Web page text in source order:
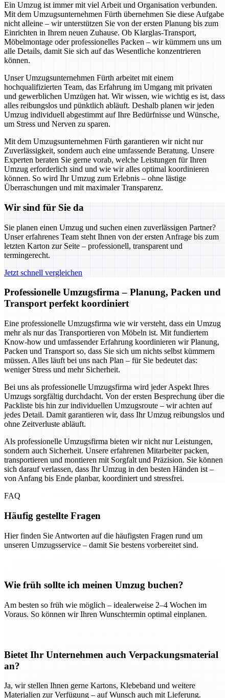
Ein Umzug ist immer mit viel Arbeit und Organisation verbunden.
Mit dem Umzugsunternehmen Fürth übernehmen Sie diese Aufgabe
nicht alleine – wir unterstützen Sie von der ersten Planung bis zum
Einrichten in Ihrem neuen Zuhause. Ob Klarglas-Transport,
Möbelmontage oder professionelles Packen – wir kümmern uns um
alle Details, damit Sie sich auf das Wesentliche konzentrieren
können.
Unser Umzugsunternehmen Fürth arbeitet mit einem
hochqualifizierten Team, das Erfahrung im Umgang mit privaten
und gewerblichen Umzügen hat. Wir wissen, wie wichtig es ist, dass
alles reibungslos und pünktlich abläuft. Deshalb planen wir jeden
Umzug individuell abgestimmt auf Ihre Bedürfnisse und Wünsche,
um Stress und Nerven zu sparen.
Mit dem Umzugsunternehmen Fürth garantieren wir nicht nur
Zuverlässigkeit, sondern auch eine umfassende Beratung. Unsere
Experten beraten Sie gerne vorab, welche Leistungen für Ihren
Umzug erforderlich sind und wie wir alles optimal koordinieren
können. So wird Ihr Umzug zum Erlebnis – ohne lästige
Überraschungen und mit maximaler Transparenz.
Wir sind für Sie da
Sie planen einen Umzug und suchen einen zuverlässigen Partner?
Unser erfahrenes Team steht Ihnen von der ersten Anfrage bis zum
letzten Karton zur Seite – professionell, transparent und
termingerecht.
Jetzt schnell vergleichen
Professionelle Umzugsfirma – Planung, Packen und
Transport perfekt koordiniert
Eine professionelle Umzugsfirma wie wir versteht, dass ein Umzug
mehr als nur das Transportieren von Möbeln ist. Mit fundiertem
Know-how und umfassender Erfahrung koordinieren wir Planung,
Packen und Transport so, dass Sie sich um nichts selbst kümmern
müssen. Alles läuft bei uns nach Plan – für Sie bedeutet das:
weniger Stress und mehr Sicherheit.
Bei uns als professionelle Umzugsfirma wird jeder Aspekt Ihres
Umzugs sorgfältig durchdacht. Von der ersten Besprechung über die
Packliste bis hin zur individuellen Umzugsroute – wir achten auf
jedes Detail. Damit garantieren wir, dass Ihr Umzug reibungslos und
ohne Zeitverluste abläuft.
Als professionelle Umzugsfirma bieten wir nicht nur Leistungen,
sondern auch Sicherheit. Unsere erfahrenen Mitarbeiter packen,
transportieren und montieren mit Sorgfalt und Präzision. Sie können
sich darauf verlassen, dass Ihr Umzug in den besten Händen ist –
von Anfang bis Ende planbar, koordiniert und stressfrei.
FAQ
Häufig gestellte Fragen
Hier finden Sie Antworten auf die häufigsten Fragen rund um
unseren Umzugsservice – damit Sie bestens vorbereitet sind.
Wie früh sollte ich meinen Umzug buchen?
Am besten so früh wie möglich – idealerweise 2–4 Wochen im
Voraus. So können wir Ihren Wunschtermin optimal einplanen.
Bietet Ihr Unternehmen auch Verpackungsmaterial
an?
Ja, wir stellen Ihnen gerne Kartons, Klebeband und weitere
Materialien zur Verfügung – auf Wunsch auch mit Lieferung.